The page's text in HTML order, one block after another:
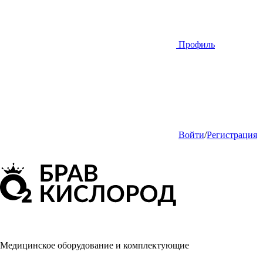
Профиль
Войти/Регистрация
Медицинское оборудование и комплектующие